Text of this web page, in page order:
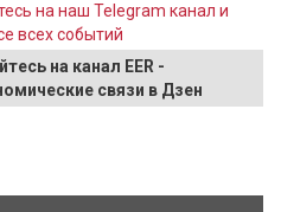
на наш Telegram канал и
всех событий
на канал EER -
связи в Дзен